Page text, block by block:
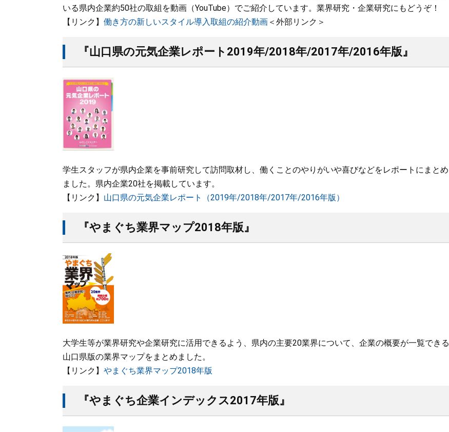
いる県内企業約50社の取組を動画（YouTube）でご紹介しています。業界研究・企業研究にもどうぞ！
【リンク】 働き方の新しいスタイル導入取組の紹介動画 ＜外部リンク＞
『山口県の元気企業レポート2019年/2018年/2017年/2016年版』
学生スタッフが県内企業を事前研究して訪問取材し、働くことのやりがいや喜びなどをレポートにまとめ
ました。県内企業20社を掲載しています。
【リンク】 山口県の元気企業レポート（2019年/2018年/2017年/2016年版）
『やまぐち業界マップ2018年版』
大学生等が業界研究や企業研究に活用できるよう、県内の主要20業界について、企業の概要が一覧できる
山口県版の業界マップをまとめました。
【リンク】 やまぐち業界マップ2018年版
『やまぐち企業インデックス2017年版』